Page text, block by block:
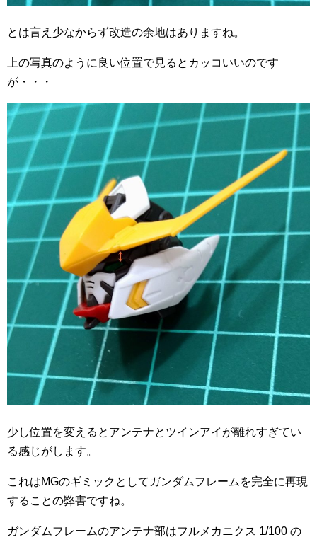
とは言え少なからず改造の余地はありますね。
上の写真のように良い位置で見るとカッコいいのです
が・・・
少し位置を変えるとアンテナとツインアイが離れすぎてい
る感じがします。
これはMGのギミックとしてガンダムフレームを完全に再現
することの弊害ですね。
ガンダムフレームのアンテナ部はフルメカニクス 1/100 の